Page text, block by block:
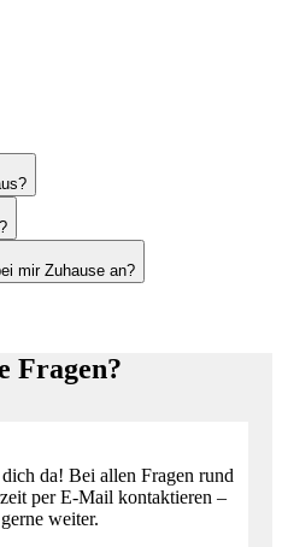
mir Zuhause an?
Fragen?
da! Bei allen Fragen rund
per E-Mail kontaktieren –
weiter.